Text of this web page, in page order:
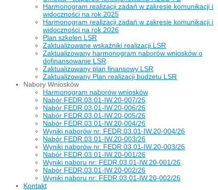
Harmonogram realizacji zadań w zakresie komunikacji i
widoczności na rok 2025
Harmonogram realizacji zadań w zakresie komunikacji i
widoczności na rok 2026
Plan szkolen LSR
Zaktualizowane wskaźniki realizacji LSR
Zaktualizowany harmonogram naborów wniosków o
dofinansowanie LSR
Zaktualizowany plan finansowy LSR
Zaktualizowany Plan realizacji budżetu LSR
Nabory Wniosków
Harmonogram naborów wniosków
Nabór FEDR.03.01-IW.20-007/26
Nabór FEDR.03.01-IW.20-006/26
Nabór FEDR.03.01-IW.20-005/26
Nabór FEDR.03.01-IW.20-004/26
Wyniki naborów nr. FEDR.03.01-IW.20-004/26
Nabór FEDR.03.01-IW.20-003/26
Wyniki naborów nr. FEDR.03.01-IW.20-003/26
Nabór FEDR.03.01-IW.20-001/26
Wyniki naboru nr: FEDR.03.01-IW.20-001/26
Nabór FEDR.03.01-IW.20-002/26
Wyniki naboru nr: FEDR.03.01-IW.20-002/26
Kontakt